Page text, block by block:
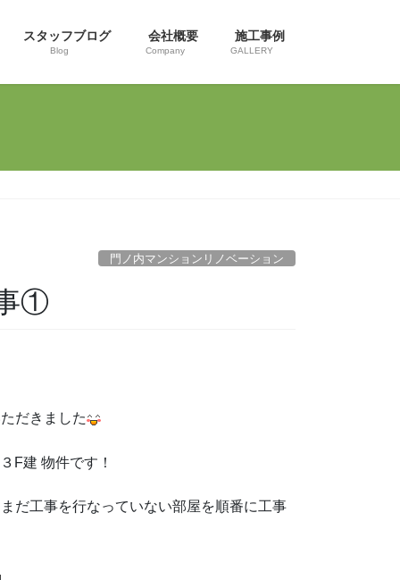
スタッフブログ
Blog
会社概要
Company
施工事例
GALLERY
門ノ内マンションリノベーション
①
だきました
F建 物件です！
だ工事を行なっていない部屋を順番に工事